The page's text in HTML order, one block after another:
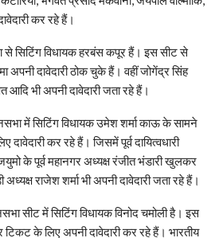
कर रहे हैं।
से सिटिंग विधायक हरबंस कपूर हैं। इस सीट से
अपनी दावेदारी ठोक चुके हैं। वहीं जोगेंद्र सिंह
आदि भी अपनी दावेदारी जता रहे हैं।
में सिटिंग विधायक उमेश शर्मा काऊ के सामने
कर रहे हैं। जिसमें पूर्व दायित्वधारी
के पूर्व महानगर अध्यक्ष रंजीत भंडारी खुलकर
अध्यक्ष राजेश शर्मा भी अपनी दावेदारी जता रहे हैं।
सीट में सिटिंग विधायक विनोद चमोली है। इस
टिकट के लिए अपनी दावेदारी कर रहे हैं। भारतीय